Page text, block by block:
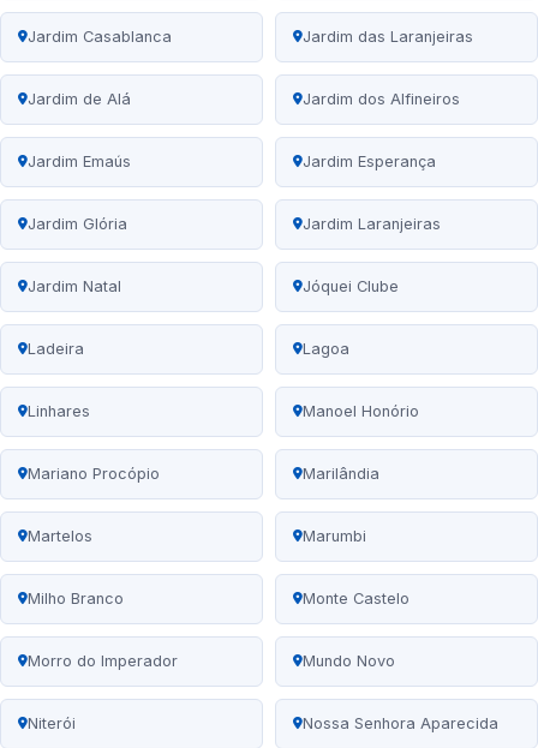
Jardim Casablanca Jardim das Laranjeiras
Jardim de Alá Jardim dos Alfineiros
Jardim Emaús Jardim Esperança
Jardim Glória Jardim Laranjeiras
Jardim Natal Jóquei Clube
Ladeira Lagoa
Linhares Manoel Honório
Mariano Procópio Marilândia
Martelos Marumbi
Milho Branco Monte Castelo
Morro do Imperador Mundo Novo
Niterói Nossa Senhora Aparecida